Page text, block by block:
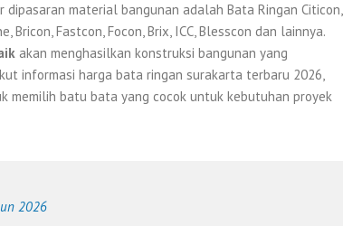
dipasaran material bangunan adalah Bata Ringan Citicon,
Bricon, Fastcon, Focon, Brix, ICC, Blesscon dan lainnya.
akan menghasilkan konstruksi bangunan yang
informasi harga bata ringan surakarta terbaru 2026,
memilih batu bata yang cocok untuk kebutuhan proyek
2026